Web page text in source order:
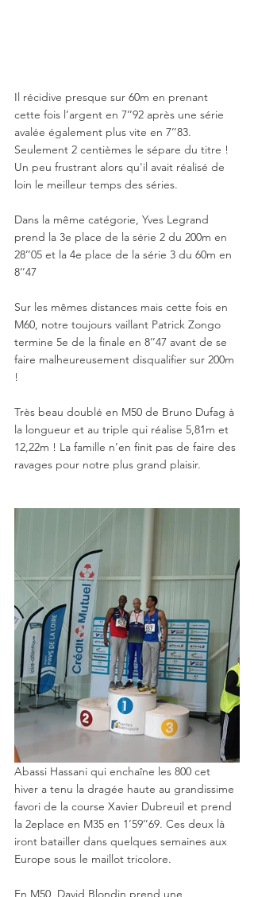
Il récidive presque sur 60m en prenant
cette fois l’argent en 7’’92 après une série
avalée également plus vite en 7’’83.
Seulement 2 centièmes le sépare du titre !
Un peu frustrant alors qu'il avait réalisé de
loin le meilleur temps des séries.
Dans la même catégorie, Yves Legrand
prend la 3e place de la série 2 du 200m en
28’’05 et la 4e place de la série 3 du 60m en
8’’47
Sur les mêmes distances mais cette fois en
M60, notre toujours vaillant Patrick Zongo
termine 5e de la finale en 8’’47 avant de se
faire malheureusement disqualifier sur 200m
!
Très beau doublé en M50 de Bruno Dufag à
la longueur et au triple qui réalise 5,81m et
12,22m ! La famille n’en finit pas de faire des
ravages pour notre plus grand plaisir.
Abassi Hassani qui enchaîne les 800 cet
hiver a tenu la dragée haute au grandissime
favori de la course Xavier Dubreuil et prend
la 2eplace en M35 en 1’59’’69. Ces deux là
iront batailler dans quelques semaines aux
Europe sous le maillot tricolore.
En M50, David Blondin prend une